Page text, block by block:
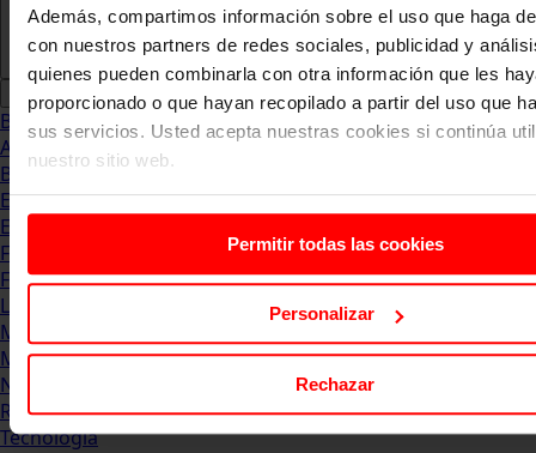
Además, compartimos información sobre el uso que haga
con nuestros partners de redes sociales, publicidad y
quienes pueden combinarla con otra información que les
proporcionado o que hayan recopilado a partir del uso que
sus servicios. Usted acepta nuestras cookies si continúa
nuestro sitio web.
Permitir todas las cookies
Personalizar
Rechazar
Blog
Abogacia
Business
Empleo & Emprendimiento
Empresas
Finanzas
Formación & Estudios
Luxury
Management
Marketing & Comunicación
Negocios
Recursos Humanos
Tecnología